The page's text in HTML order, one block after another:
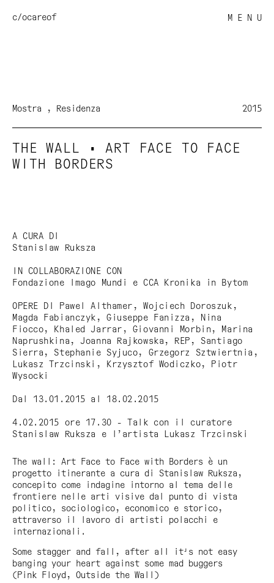
c/ocareof M E N U
Mostra Residenza 2015
THE WALL • ART FACE TO FACE
WITH BORDERS
A CURA DI
Stanislaw Ruksza
IN COLLABORAZIONE CON
Fondazione Imago Mundi e CCA Kronika in Bytom
OPERE DI Pawel Althamer, Wojciech Doroszuk,
Magda Fabianczyk, Giuseppe Fanizza, Nina
Fiocco, Khaled Jarrar, Giovanni Morbin, Marina
Naprushkina, Joanna Rajkowska, REP, Santiago
Sierra, Stephanie Syjuco, Grzegorz Sztwiertnia,
Lukasz Trzcinski, Krzysztof Wodiczko, Piotr
Wysocki
Dal 13.01.2015 al 18.02.2015
4.02.2015 ore 17.30 - Talk con il curatore
Stanislaw Ruksza e l’artista Lukasz Trzcinski
The wall: Art Face to Face with Borders è un
progetto itinerante a cura di Stanislaw Ruksza,
concepito come indagine intorno al tema delle
frontiere nelle arti visive dal punto di vista
politico, sociologico, economico e storico,
attraverso il lavoro di artisti polacchi e
internazionali.
Some stagger and fall, after all it's not easy
banging your heart against some mad buggers
(Pink Floyd, Outside the Wall)